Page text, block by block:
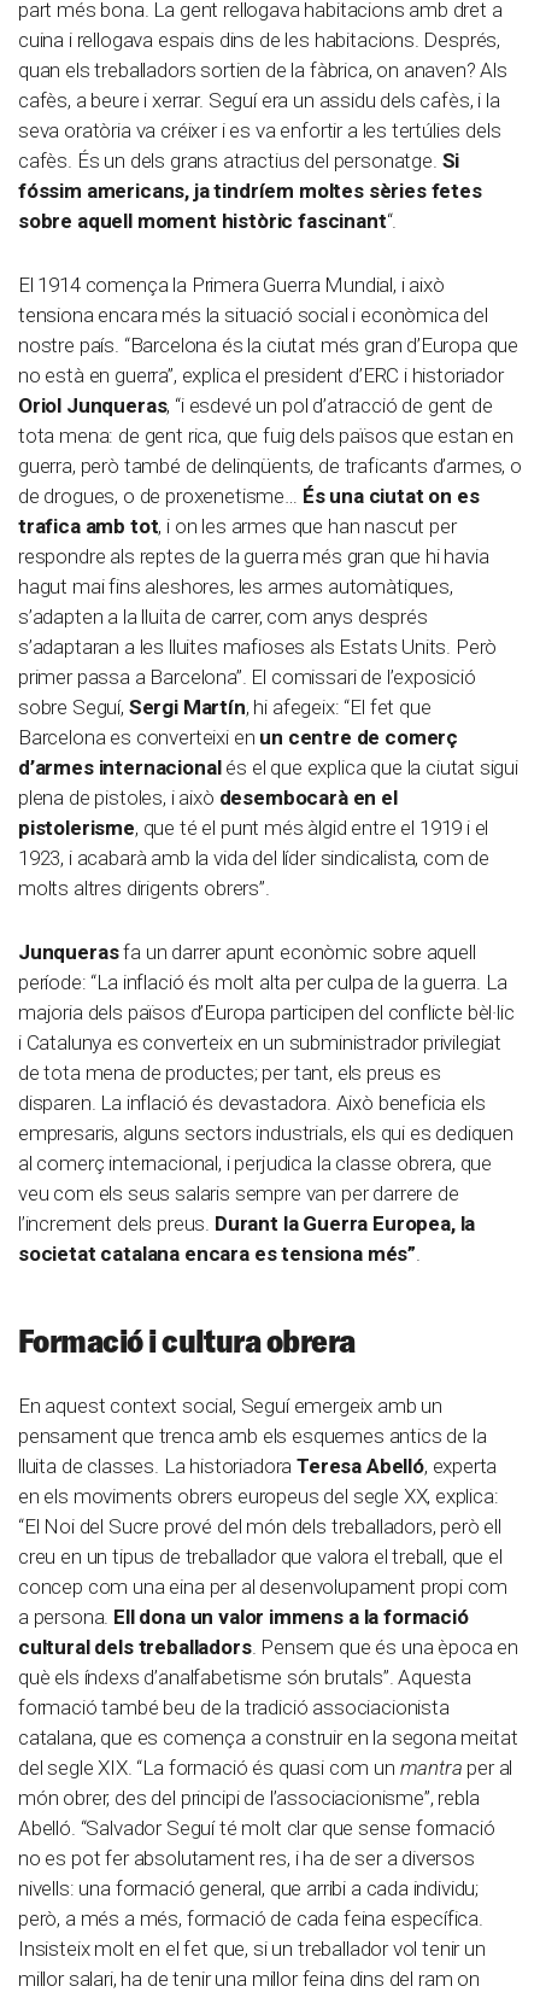
part més bona. La gent rellogava habitacions amb dret a
cuina i rellogava espais dins de les habitacions. Després,
quan els treballadors sortien de la fàbrica, on anaven? Als
cafès, a beure i xerrar. Seguí era un assidu dels cafès, i la
seva oratòria va créixer i es va enfortir a les tertúlies dels
cafès. És un dels grans atractius del personatge. Si
fóssim americans, ja tindríem moltes sèries fetes
sobre aquell moment històric fascinant“.
El 1914 comença la Primera Guerra Mundial, i això
tensiona encara més la situació social i econòmica del
nostre país. “Barcelona és la ciutat més gran d’Europa que
no està en guerra”, explica el president d’ERC i historiador
Oriol Junqueras, “i esdevé un pol d’atracció de gent de
tota mena: de gent rica, que fuig dels països que estan en
guerra, però també de delinqüents, de traficants d’armes, o
de drogues, o de proxenetisme… És una ciutat on es
trafica amb tot, i on les armes que han nascut per
respondre als reptes de la guerra més gran que hi havia
hagut mai fins aleshores, les armes automàtiques,
s’adapten a la lluita de carrer, com anys després
s’adaptaran a les lluites mafioses als Estats Units. Però
primer passa a Barcelona”. El comissari de l’exposició
sobre Seguí, Sergi Martín, hi afegeix: “El fet que
Barcelona es converteixi en un centre de comerç
d’armes internacionalés el que explica que la ciutat sigui
plena de pistoles, i això desembocarà en el
pistolerisme, que té el punt més àlgid entre el 1919 i el
1923, i acabarà amb la vida del líder sindicalista, com de
molts altres dirigents obrers”.
Junquerasfa un darrer apunt econòmic sobre aquell
període: “La inflació és molt alta per culpa de la guerra. La
majoria dels països d’Europa participen del conflicte bèl·lic
i Catalunya es converteix en un subministrador privilegiat
de tota mena de productes; per tant, els preus es
disparen. La inflació és devastadora. Això beneficia els
empresaris, alguns sectors industrials, els qui es dediquen
al comerç internacional, i perjudica la classe obrera, que
veu com els seus salaris sempre van per darrere de
l’increment dels preus. Durant la Guerra Europea, la
societat catalana encara es tensiona més”
Formació i cultura obrera
En aquest context social, Seguí emergeix amb un
pensament que trenca amb els esquemes antics de la
lluita de classes. La historiadoraTeresa Abelló, experta
en els moviments obrers europeus del segle XX, explica:
“El Noi del Sucre prové del món dels treballadors, però ell
creu en un tipus de treballador que valora el treball, que el
concep com una eina per al desenvolupament propi com
a persona. Ell dona un valor immens a la formació
cultural dels treballadors. Pensem que és una època en
què els índexs d’analfabetisme són brutals”. Aquesta
formació també beu de la tradició associacionista
catalana, que es comença a construir en la segona meitat
del segle XIX. “La formació és quasi com un mantra per al
món obrer, des del principi de l’associacionisme”, rebla
Abelló. “Salvador Seguí té molt clar que sense formació
no es pot fer absolutament res, i ha de ser a diversos
nivells: una formació general, que arribi a cada individu;
però, a més a més, formació de cada feina específica.
Insisteix molt en el fet que, si un treballador vol tenir un
millor salari, ha de tenir una millor feina dins del ram on